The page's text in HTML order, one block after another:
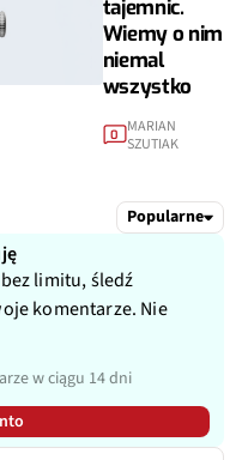
tajemnic.
Wiemy o nim
niemal
wszystko
0
MARIAN
SZUTIAK
Popularne
limitu, śledź
komentarze. Nie
w ciągu 14 dni